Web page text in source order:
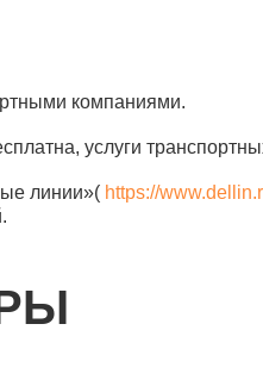
компаниями.
услуги
линии»( https://